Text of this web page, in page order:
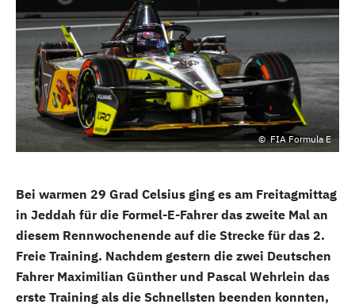
FIA Formula E
Bei warmen 29 Grad Celsius ging es am Freitagmittag
in Jeddah für die Formel-E-Fahrer das zweite Mal an
diesem Rennwochenende auf die Strecke für das 2.
Freie Training. Nachdem gestern die zwei Deutschen
Fahrer Maximilian Günther und Pascal Wehrlein das
erste Training als die Schnellsten beenden konnten,